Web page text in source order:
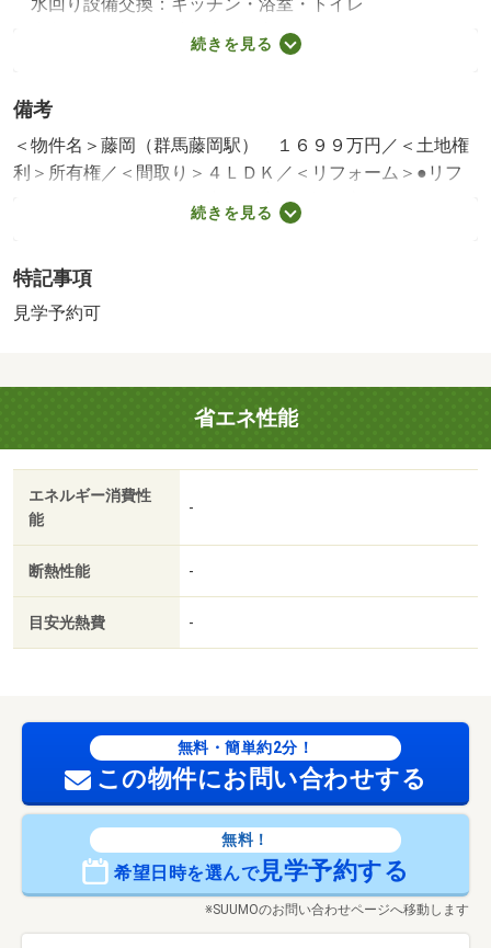
内装リフォーム：壁・床・全室
※年月は一番古いリフォーム箇所を表します
続きを見る
備考
＜物件名＞藤岡（群馬藤岡駅） １６９９万円／＜土地権
利＞所有権／＜間取り＞４ＬＤＫ／＜リフォーム＞●リフ
ォーム：２０２６年７月完了（水回り設備交換：キッチ
ン・浴室・トイレ、内装リフォーム：壁・床・全室）、２
番古いリフォーム箇所を表します／＜特徴＞【ベストハウ
ス】■リフォーム住宅です（＾＾♪〇藤岡第一小〇東中エリ
販売戸数：1戸
続きを見る
特記事項
見学予約可
省エネ性能
エネルギー消費性
能
-
断熱性能 -
目安光熱費 -
無料・簡単約2分！
この物件にお問い合わせする
無料！
希望日時を選んで見学予約する
※SUUMOのお問い合わせページへ移動します